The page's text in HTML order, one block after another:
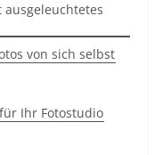
von sich selbst
Ihr Fotostudio